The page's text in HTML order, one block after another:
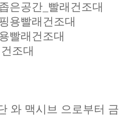
은공간_빨래건조대
용빨래건조대
빨래건조대
조대
와 맥시브 으로부터